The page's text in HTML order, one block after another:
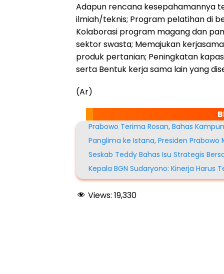
Adapun rencana kesepahamannya
ilmiah/teknis; Program pelatihan di
Kolaborasi program magang dan
sektor swasta; Memajukan
produk pertanian; Peningkatan
serta Bentuk kerja sama lain yang
(Ar)
Prabowo Terima Rosan, Bahas
Panglima ke Istana, Presiden Prabowo
Seskab Teddy Bahas Isu Strategis
Kepala BGN Sudaryono: Kinerja Harus
Views: 19,330